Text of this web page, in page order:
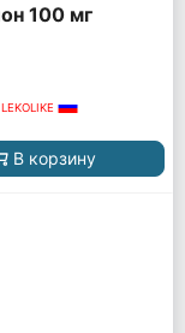
100 мг
LEKOLIKE
В корзину